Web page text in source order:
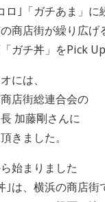
｣「ガチあま」に
商店街が繰り広げ
ガチ丼」をPick
には、
店街総連合会の
加藤剛さんに
きました。
始まりました
｣は、横浜の商店街